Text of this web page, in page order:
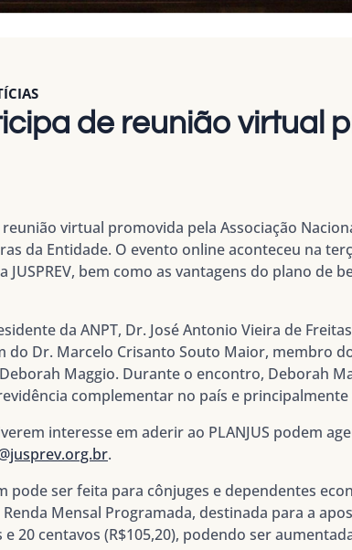
de reunião virtual
virtual promovida pela Associação
da Entidade. O evento online aconteceu na
bem como as vantagens do plano de
da ANPT, Dr. José Antonio Vieira de
do Dr. Marcelo Crisanto Souto Maior, membro
Maggio. Durante o encontro, Deborah
complementar no país e principalmente
interesse em aderir ao PLANJUS podem
.
pode ser feita para cônjuges e dependentes
Mensal Programada, destinada para a
20 centavos (R$105,20), podendo ser